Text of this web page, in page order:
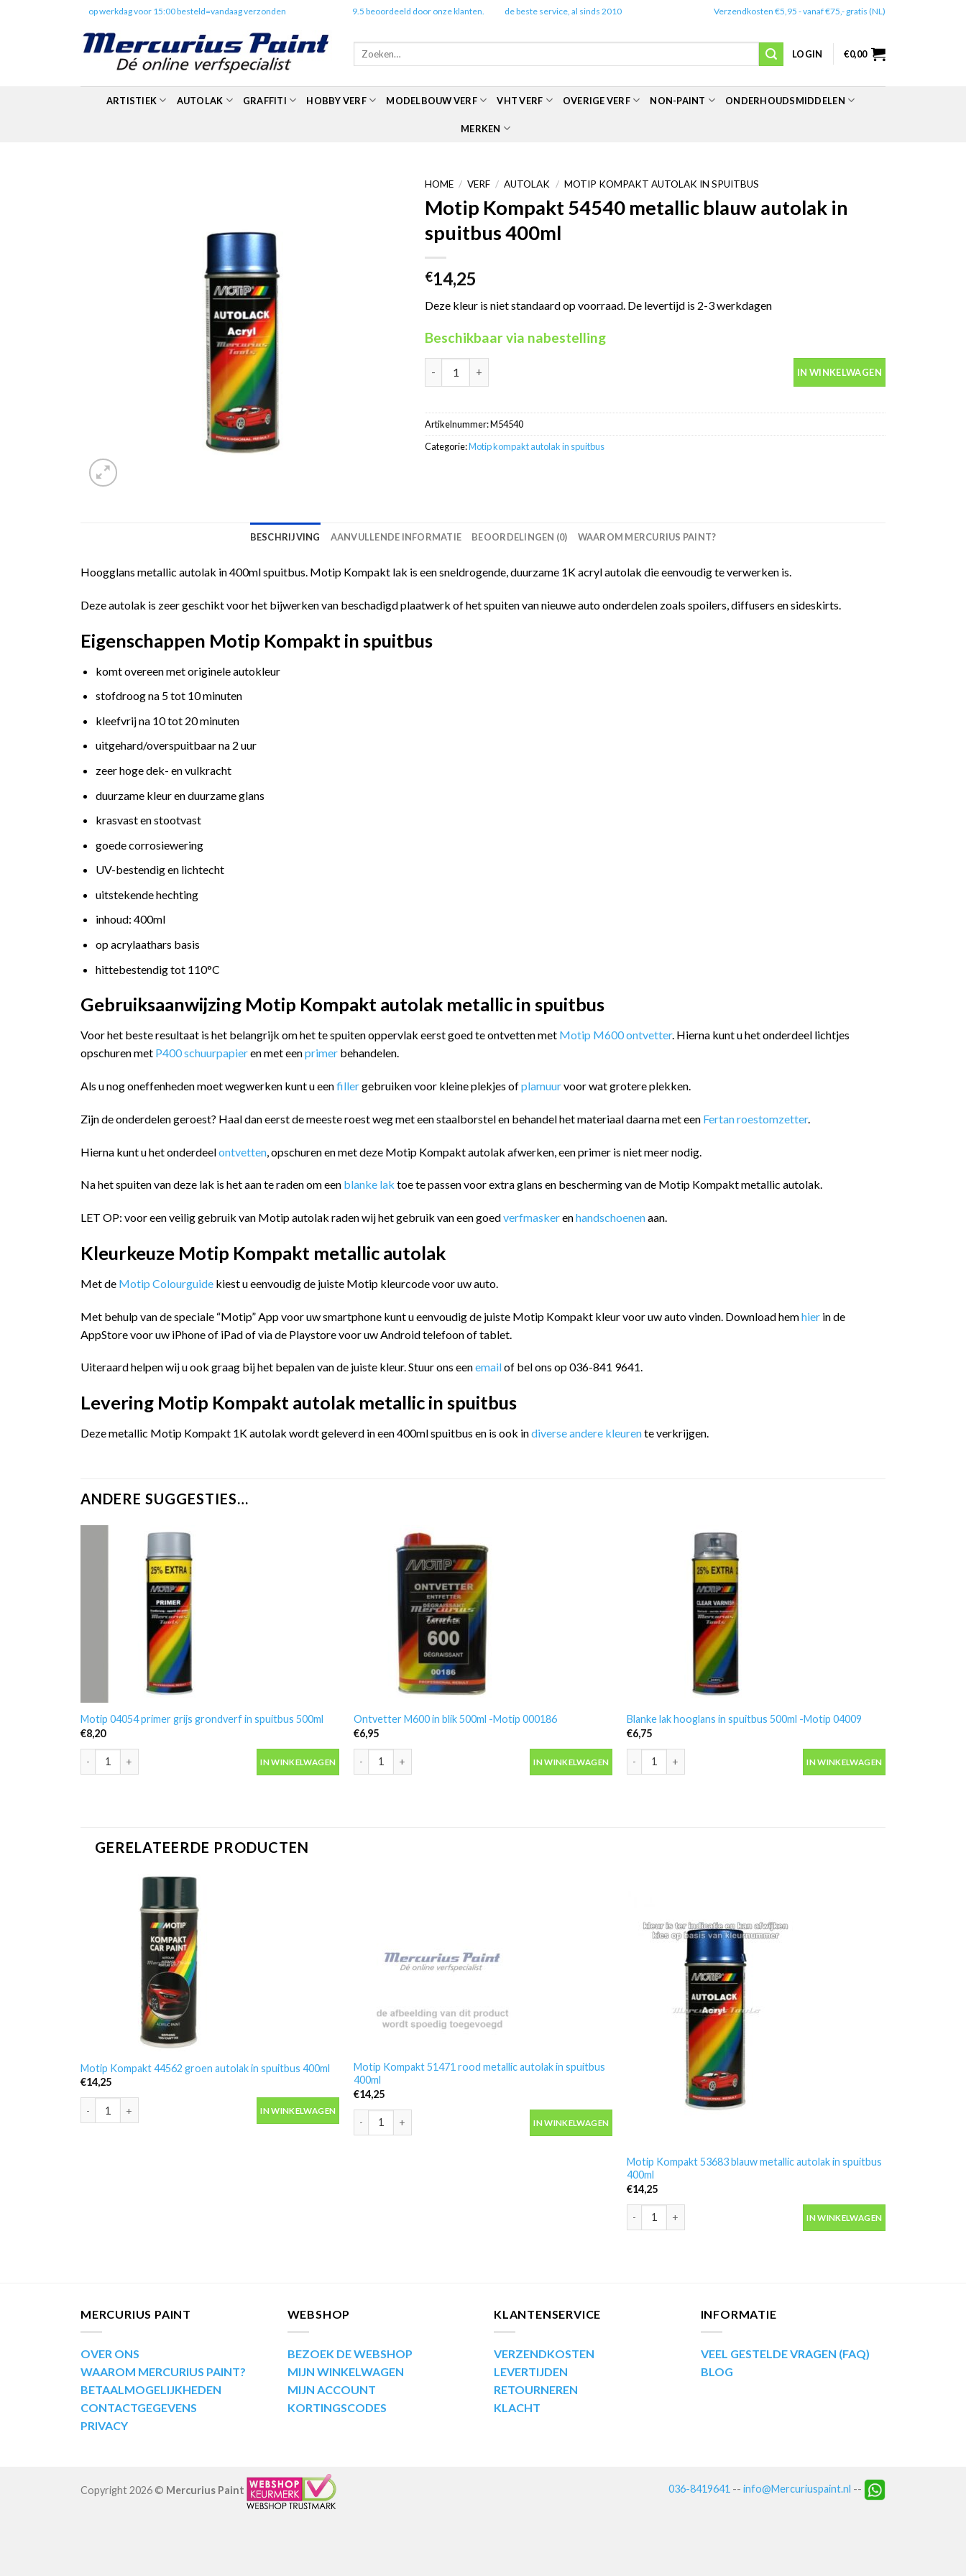
op werkdag voor 15:00 besteld=vandaag verzonden 9.5 beoordeeld door onze klanten. de beste service, al sinds 2010 Verzendkosten €5,95 - vanaf €75,- gratis (NL)
Zoeken
LOGIN €0,00
ARTISTIEK AUTOLAK GRAFFITI HOBBY VERF MODELBOUW VERF VHT VERF OVERIGE VERF NON-PAINT ONDERHOUDSMIDDELEN
MERKEN
HOME / VERF / AUTOLAK / MOTIP KOMPAKT AUTOLAK IN SPUITBUS
Motip Kompakt 54540 metallic blauw autolak in
spuitbus 400ml
€14,25
Deze kleur is niet standaard op voorraad. De levertijd is 2-3 werkdagen
Beschikbaar via nabestelling
IN WINKELWAGEN
Artikelnummer:M54540
Categorie:Motip kompakt autolak in spuitbus
BESCHRIJVING AANVULLENDE INFORMATIE BEOORDELINGEN (0) WAAROM MERCURIUS PAINT?
Hoogglans metallic autolak in 400ml spuitbus. Motip Kompakt lak is een sneldrogende, duurzame 1K acryl autolak die eenvoudig te verwerken is.
Deze autolak is zeer geschikt voor het bijwerken van beschadigd plaatwerk of het spuiten van nieuwe auto onderdelen zoals spoilers, diffusers en sideskirts.
Eigenschappen Motip Kompakt in spuitbus
komt overeen met originele autokleur
stofdroog na 5 tot 10 minuten
kleefvrij na 10 tot 20 minuten
uitgehard/overspuitbaar na 2 uur
zeer hoge dek- en vulkracht
duurzame kleur en duurzame glans
krasvast en stootvast
goede corrosiewering
UV-bestendig en lichtecht
uitstekende hechting
inhoud: 400ml
op acrylaathars basis
hittebestendig tot 110°C
Gebruiksaanwijzing Motip Kompakt autolak metallic in spuitbus
Voor het beste resultaat is het belangrijk om het te spuiten oppervlak eerst goed te ontvetten met Motip M600 ontvetter. Hierna kunt u het onderdeel lichtjes
opschuren met P400 schuurpapieren met eenprimer behandelen.
Als u nog oneffenheden moet wegwerken kunt u eenfillergebruiken voor kleine plekjes ofplamuurvoor wat grotere plekken.
Zijn de onderdelen geroest? Haal dan eerst de meeste roest weg met een staalborstel en behandel het materiaal daarna met een Fertan roestomzetter.
Hierna kunt u het onderdeelontvetten , opschuren en met deze Motip Kompakt autolak afwerken, een primer is niet meer nodig.
Na het spuiten van deze lak is het aan te raden om een blanke lak toe te passen voor extra glans en bescherming van de Motip Kompakt metallic autolak.
LET OP: voor een veilig gebruik van Motip autolak raden wij het gebruik van een goedverfmaskerenhandschoenenaan.
Kleurkeuze Motip Kompakt metallic autolak
Met de Motip Colourguide kiest u eenvoudig de juiste Motip kleurcode voor uw auto.
Met behulp van de speciale “Motip” App voor uw smartphone kunt u eenvoudig de juiste Motip Kompakt kleur voor uw auto vinden. Download hemhier in de
AppStore voor uw iPhone of iPad of via de Playstore voor uw Android telefoon of tablet.
Uiteraard helpen wij u ook graag bij het bepalen van de juiste kleur. Stuur ons eenemailof bel ons op 036-841 9641.
Levering Motip Kompakt autolak metallic in spuitbus
Deze metallic Motip Kompakt 1K autolak wordt geleverd in een 400ml spuitbus en is ook indiverse andere kleurente verkrijgen.
ANDERE SUGGESTIES…
Motip 04054 primer grijs grondverf in spuitbus 500ml
€8,20
Motip 04054 primer grijs grondverf in spuitbus 500ml aantal
IN WINKELWAGEN
Ontvetter M600 in blik 500ml -Motip 000186
€6,95
Ontvetter M600 in blik 500ml -Motip 000186 aantal
IN WINKELWAGEN
Blanke lak hooglans in spuitbus 500ml -Motip 04009
€6,75
Blanke lak hooglans in spuitbus 500ml -Motip 04009 aantal
IN WINKELWAGEN
GERELATEERDE PRODUCTEN
Motip Kompakt 44562 groen autolak in spuitbus 400ml
€14,25
Motip Kompakt 44562 groen autolak in spuitbus 400ml aantal
IN WINKELWAGEN
Motip Kompakt 51471 rood metallic autolak in spuitbus
400ml
€14,25
Motip Kompakt 51471 rood metallic autolak in spuitbus 400ml aantal
IN WINKELWAGEN
Motip Kompakt 53683 blauw metallic autolak in spuitbus
400ml
€14,25
Motip Kompakt 53683 blauw metallic autolak in spuitbus 400ml aantal
IN WINKELWAGEN
MERCURIUS PAINT
OVER ONS
WAAROM MERCURIUS PAINT?
BETAALMOGELIJKHEDEN
CONTACTGEGEVENS
PRIVACY
WEBSHOP
BEZOEK DE WEBSHOP
MIJN WINKELWAGEN
MIJN ACCOUNT
KORTINGSCODES
KLANTENSERVICE
VERZENDKOSTEN
LEVERTIJDEN
RETOURNEREN
KLACHT
INFORMATIE
VEEL GESTELDE VRAGEN (FAQ)
BLOG
036-8419641 -- info@Mercuriuspaint.nl --
Copyright 2026 © Mercurius Paint